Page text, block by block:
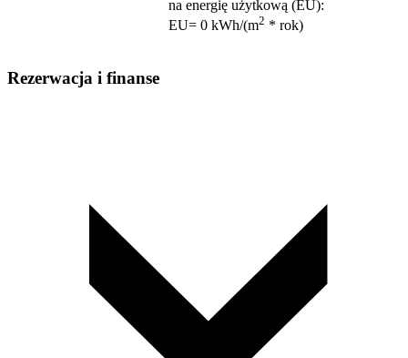
na energię użytkową (EU):
EU= 0 kWh/(m2 * rok)
Rezerwacja i finanse